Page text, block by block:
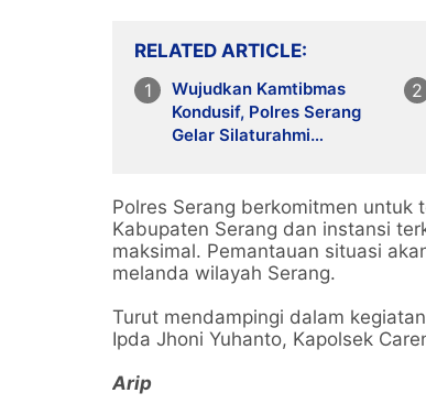
RELATED ARTICLE
Wujudkan Kamtibmas
Kondusif, Polres Serang
Gelar Silaturahmi
Polres Serang berkomitmen untuk
Kabupaten Serang dan instansi
maksimal. Pemantauan situasi
melanda wilayah Serang.
Turut mendampingi dalam
Ipda Jhoni Yuhanto, Kapolsek
Arip